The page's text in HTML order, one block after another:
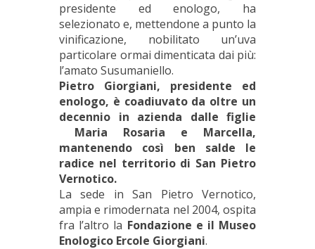
presidente ed enologo, ha
selezionato e, mettendone a punto la
vinificazione, nobilitato un’uva
particolare ormai dimenticata dai più:
l’amato Susumaniello.
Pietro Giorgiani, presidente ed
enologo, è coadiuvato da oltre un
decennio in azienda dalle figlie
Maria Rosaria e Marcella,
mantenendo così ben salde le
radice nel territorio di San Pietro
Vernotico.
La sede in San Pietro Vernotico,
ampia e rimodernata nel 2004, ospita
fra l’altro la Fondazione e il Museo
Enologico Ercole Giorgiani.